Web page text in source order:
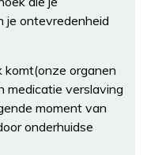
je ontevredenheid
komt(onze organen
medicatie verslaving
moment van
onderhuidse